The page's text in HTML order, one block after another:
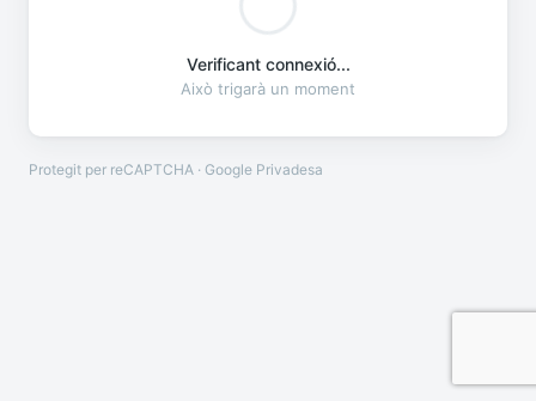
Verificant connexió...
Això trigarà un moment
Protegit per reCAPTCHA · Google Privadesa